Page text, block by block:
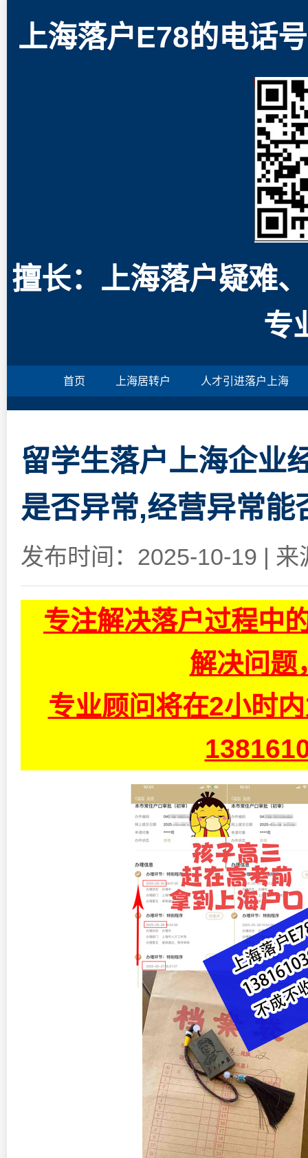
上海落户E78的电话
擅长：上海落户疑难
专
首页 上海居转户 人才引进落户上海
留学生落户上海企业
是否异常,经营异常
发布时间：2025-10-19 | 来
专注解决落户过程中
解决问题
专业顾问将在2小时